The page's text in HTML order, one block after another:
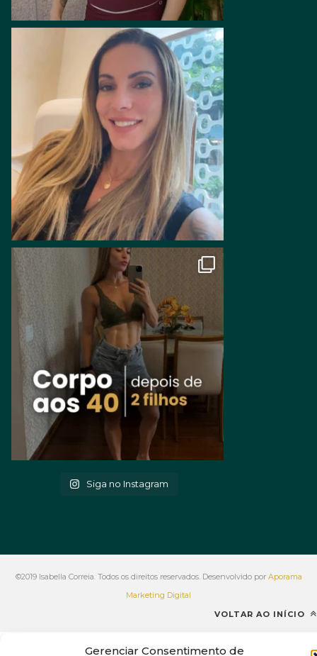
Gerenciar Consentimento de
Siga no Instagram
©2019 Isabella Correia. Todos os direitos reservados. Desenvolvido por Aporama
Marketing Digital
VOLTAR AO INÍCIO